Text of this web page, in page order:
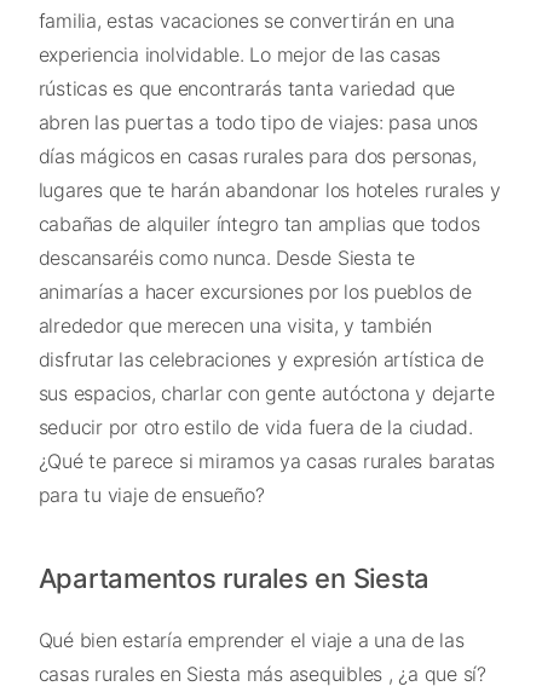
familia, estas vacaciones se convertirán en una
experiencia inolvidable. Lo mejor de las casas
rústicas es que encontrarás tanta variedad que
abren las puertas a todo tipo de viajes: pasa unos
días mágicos en casas rurales para dos personas,
lugares que te harán abandonar los hoteles rurales y
cabañas de alquiler íntegro tan amplias que todos
descansaréis como nunca. Desde Siesta te
animarías a hacer excursiones por los pueblos de
alrededor que merecen una visita, y también
disfrutar las celebraciones y expresión artística de
sus espacios, charlar con gente autóctona y dejarte
seducir por otro estilo de vida fuera de la ciudad.
¿Qué te parece si miramos ya casas rurales baratas
para tu viaje de ensueño?
Apartamentos rurales en Siesta
Qué bien estaría emprender el viaje a una de las
casas rurales en Siesta más asequibles , ¿a que sí?